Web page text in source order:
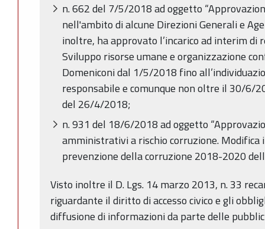
n. 662 del 7/5/2018 ad oggetto
nell'ambito di alcune Direzioni Generali e
inoltre, ha approvato l’incarico ad interim di
Sviluppo risorse umane e organizzazione
Domeniconi dal 1/5/2018 fino
responsabile e comunque non oltre il 30/6/
del 26/4/2018;
n. 931 del 18/6/2018 ad oggetto
amministrativi a rischio corruzione.
prevenzione della corruzione 2018-2020
Visto inoltre il D. Lgs. 14 marzo 2013, n. 33
riguardante il diritto di accesso civico e gli
diffusione di informazioni da parte delle